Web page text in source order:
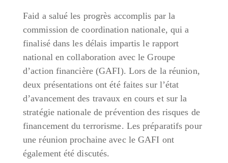
Faid a salué les progrès accomplis par la
commission de coordination nationale, qui a
finalisé dans les délais impartis le rapport
national en collaboration avec le Groupe
d’action financière (GAFI). Lors de la réunion,
deux présentations ont été faites sur l’état
d’avancement des travaux en cours et sur la
stratégie nationale de prévention des risques de
financement du terrorisme. Les préparatifs pour
une réunion prochaine avec le GAFI ont
également été discutés.